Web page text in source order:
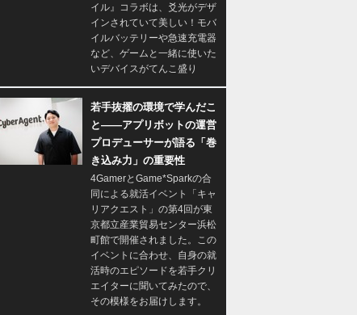
イル』コラボは、爻光がデザ
インされていて美しい！モバ
イルバッテリーや急速充電器
など、ゲームと一緒に使いた
いデバイスがてんこ盛り
若手抜擢の環境で学んだこ
と――アプリボットの運営
プロデューサーが語る「巻
き込み力」の重要性
4GamerとGame*Sparkの合
同による就活イベント「キャ
リアクエスト」の第4回が東
京都立産業貿易センター浜松
町館で開催されました。この
イベントに合わせ、自身の就
活時のエピソードを若手クリ
エイターに聞いてみたので、
その模様をお届けします。